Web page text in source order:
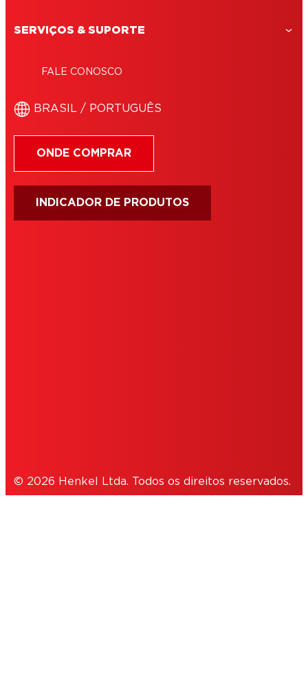
SERVIÇOS & SUPORTE
FALE CONOSCO
BRASIL / PORTUGUÊS
ONDE COMPRAR
INDICADOR DE PRODUTOS
© 2026 Henkel Ltda. Todos os direitos reservados.